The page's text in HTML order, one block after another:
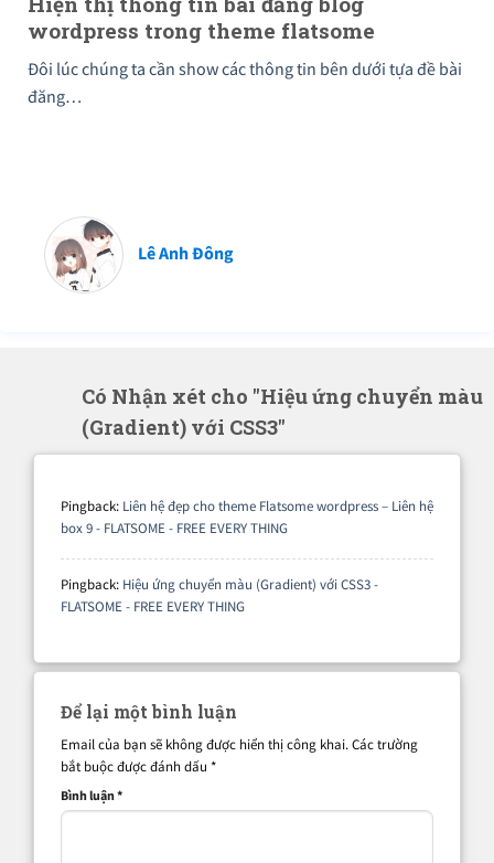
wordpress trong theme flatsome
Đôi lúc chúng ta cần show các thông tin bên dưới tựa đề bài
đăng…
Lê Anh Đông
Có Nhận xét cho "Hiệu ứng chuyển màu
(Gradient) với CSS3"
Pingback: Liên hệ đẹp cho theme Flatsome wordpress – Liên hệ
box 9 - FLATSOME - FREE EVERY THING
Pingback: Hiệu ứng chuyển màu (Gradient) với CSS3 -
FLATSOME - FREE EVERY THING
Để lại một bình luận
Email của bạn sẽ không được hiển thị công khai.Các trường
bắt buộc được đánh dấu *
Bình luận*